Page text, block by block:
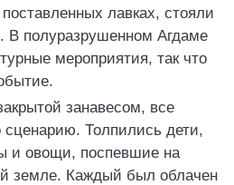
лавках, стояли
В полуразрушенном Агдаме
мероприятия, так что
занавесом, все
сценарию. Толпились дети,
и овощи, поспевшие на
земле. Каждый был облачен